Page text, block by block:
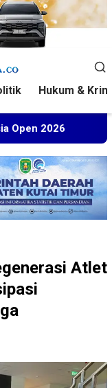
Hukum &
Kuasa Hukum
Atlet